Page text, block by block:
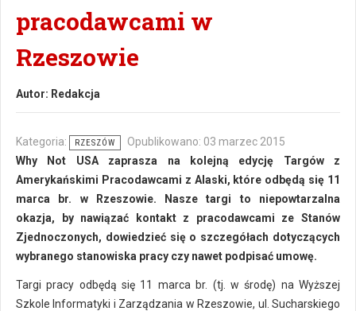
pracodawcami w
Rzeszowie
Autor: Redakcja
Kategoria: RZESZÓW
Opublikowano: 03 marzec 2015
Why Not USA zaprasza na kolejną edycję Targów z
Amerykańskimi Pracodawcami z Alaski, które odbędą się 11
marca br. w Rzeszowie. Nasze targi to niepowtarzalna
okazja, by nawiązać kontakt z pracodawcami ze Stanów
Zjednoczonych, dowiedzieć się o szczegółach dotyczących
wybranego stanowiska pracy czy nawet podpisać umowę.
Targi pracy odbędą się 11 marca br. (tj. w środę) na Wyższej
Szkole Informatyki i Zarządzania w Rzeszowie, ul. Sucharskiego